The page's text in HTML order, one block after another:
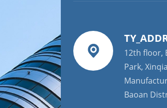
12th floor,
Park,
Baoan